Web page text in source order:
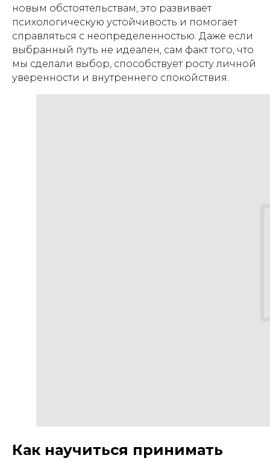
новым обстоятельствам, это развивает
психологическую устойчивость и помогает
справляться с неопределенностью. Даже если
выбранный путь не идеален, сам факт того, что
мы сделали выбор, способствует росту личной
уверенности и внутреннего спокойствия.
Как научиться принимать